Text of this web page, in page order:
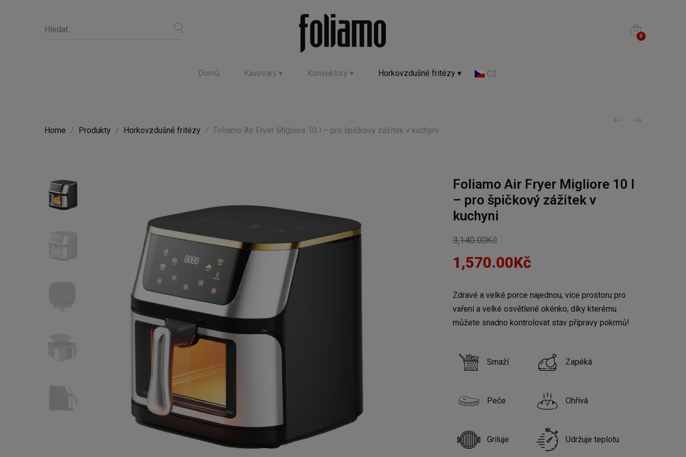
0
Domů Kávovary ▾ Konvektory ▾ Horkovzdušné fritézy ▾ CZ
Home Produkty Horkovzdušné fritézy Foliamo Air Fryer Migliore 10 l – pro špičkový zážitek v kuchyni
Foliamo Air Fryer Migliore 10 l
– pro špičkový zážitek v
kuchyni
3,140.00Kč
1,570.00Kč
Zdravé a velké porce najednou, více prostoru pro
vaření a velké osvětlené okénko, díky kterému
můžete snadno kontrolovat stav přípravy pokrmů!
Smaží
Peče
Griluje
Zapéká
Ohřívá
Udržuje teplotu